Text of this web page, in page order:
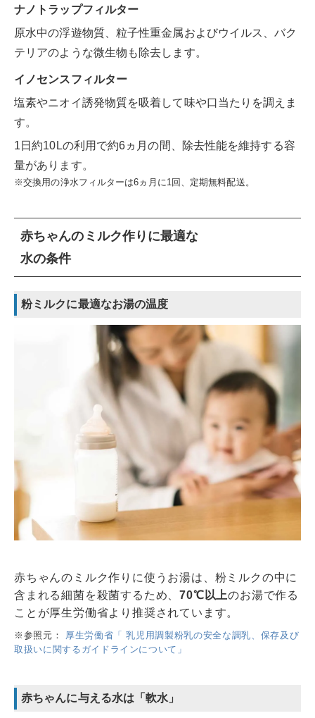
ナノトラップフィルター
原水中の浮遊物質、粒子性重金属およびウイルス、バク
テリアのような微生物も除去します。
イノセンスフィルター
塩素やニオイ誘発物質を吸着して味や口当たりを調えま
す。
1日約10Lの利用で約6ヵ月の間、除去性能を維持する容
量があります。
※交換用の浄水フィルターは6ヵ月に1回、定期無料配送。
赤ちゃんのミルク作りに最適な
水の条件
粉ミルクに最適なお湯の温度
赤ちゃんのミルク作りに使うお湯は、粉ミルクの中に
含まれる細菌を殺菌するため、70℃以上のお湯で作る
ことが厚生労働省より推奨されています。
※参照元： 厚生労働省「 乳児用調製粉乳の安全な調乳、保存及び
取扱いに関するガイドラインについて」
赤ちゃんに与える水は「軟水」